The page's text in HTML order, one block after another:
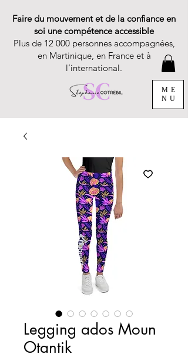
Faire du mouvement et de la confiance en
soi une compétence accessible
Plus de 12 000 personnes accompagnées,
en Martinique, en France et à
l’international.
ME
NU
Legging ados Moun
Otantik